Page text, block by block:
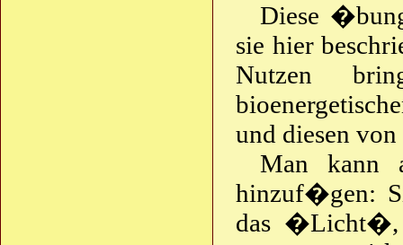
Diese
sie hier
Nutzen
und diesen
Man kann
hinzuf�gen:
das �Licht�,